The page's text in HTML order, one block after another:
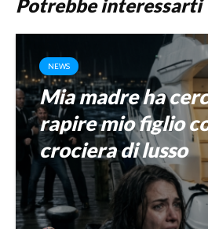
Potrebbe interessarti
NEWS
Mia madre ha
rapire mio figlio
crociera di lusso